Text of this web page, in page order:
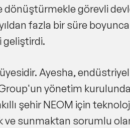
dönüştürmekle görevli
fazla bir süre
geliştirdi.
Ayesha, endüstriyel
Group'un yönetim
şehir NEOM için teknoloji
ve sunmaktan sorumlu